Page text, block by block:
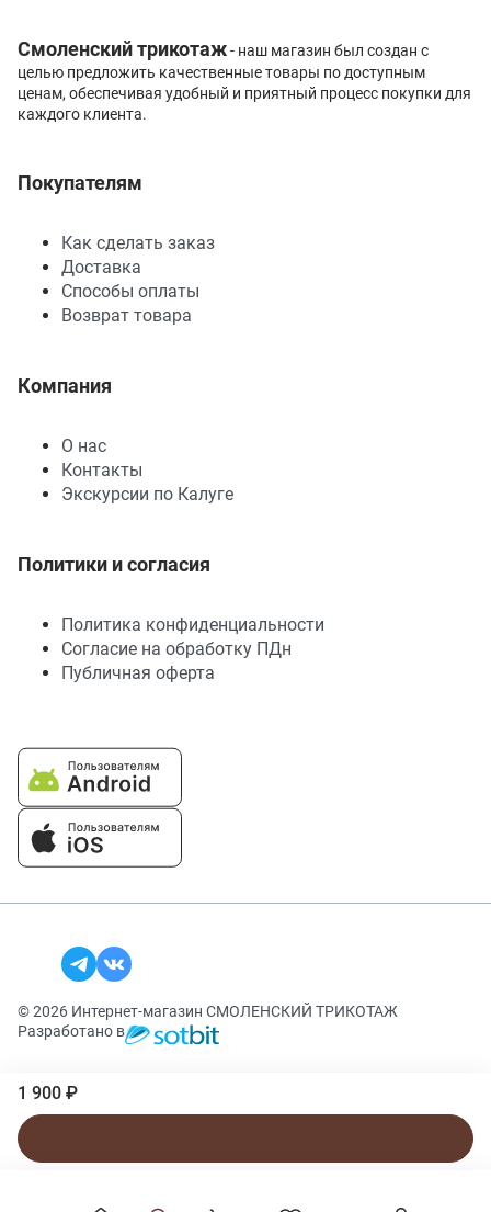
1 900 ₽
Смоленский трикотаж- наш магазин был создан с
целью предложить качественные товары по доступным
ценам, обеспечивая удобный и приятный процесс покупки для
каждого клиента.
Покупателям
Как сделать заказ
Доставка
Способы оплаты
Возврат товара
Компания
О нас
Контакты
Экскурсии по Калуге
Политики и согласия
Политика конфиденциальности
Согласие на обработку ПДн
Публичная оферта
© 2026 Интернет-магазин СМОЛЕНСКИЙ ТРИКОТАЖ
Разработано в